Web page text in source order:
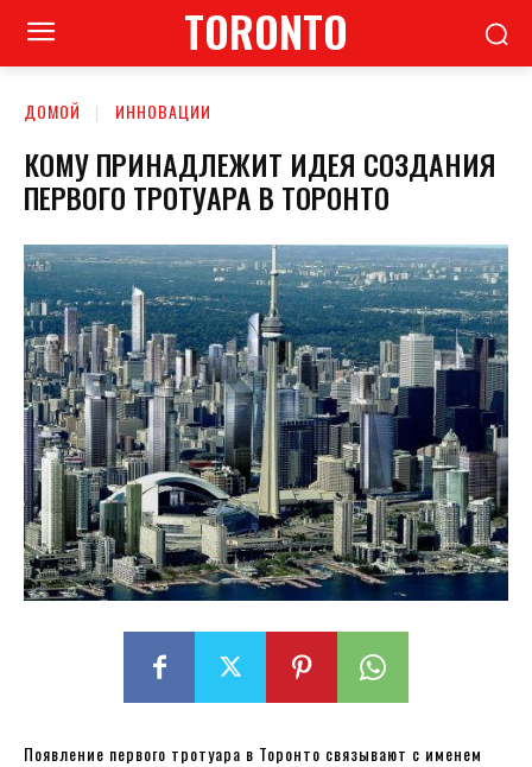
TORONTO
ДОМОЙ ИННОВАЦИИ
КОМУ ПРИНАДЛЕЖИТ ИДЕЯ СОЗДАНИЯ
ПЕРВОГО ТРОТУАРА В ТОРОНТО
Появление первого тротуара в Торонто связывают с именем